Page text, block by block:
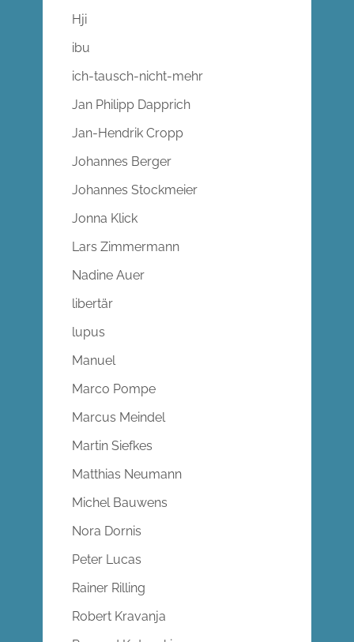
Hji
ibu
ich-tausch-nicht-mehr
Jan Philipp Dapprich
Jan-Hendrik Cropp
Johannes Berger
Johannes Stockmeier
Jonna Klick
Lars Zimmermann
Nadine Auer
libertär
lupus
Manuel
Marco Pompe
Marcus Meindel
Martin Siefkes
Matthias Neumann
Michel Bauwens
Nora Dornis
Peter Lucas
Rainer Rilling
Robert Kravanja